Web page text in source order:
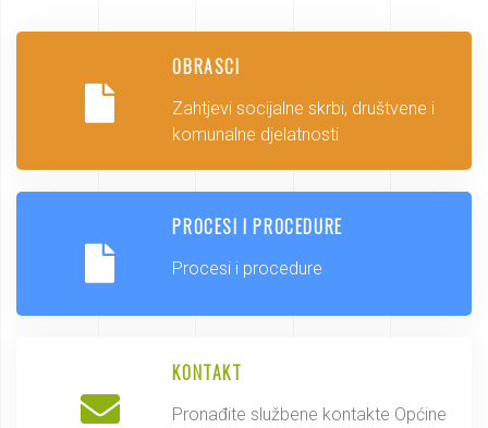
OBRASCI
Zahtjevi socijalne skrbi, društvene i
komunalne djelatnosti
PROCESI I PROCEDURE
Procesi i procedure
KONTAKT
Pronađite službene kontakte Općine